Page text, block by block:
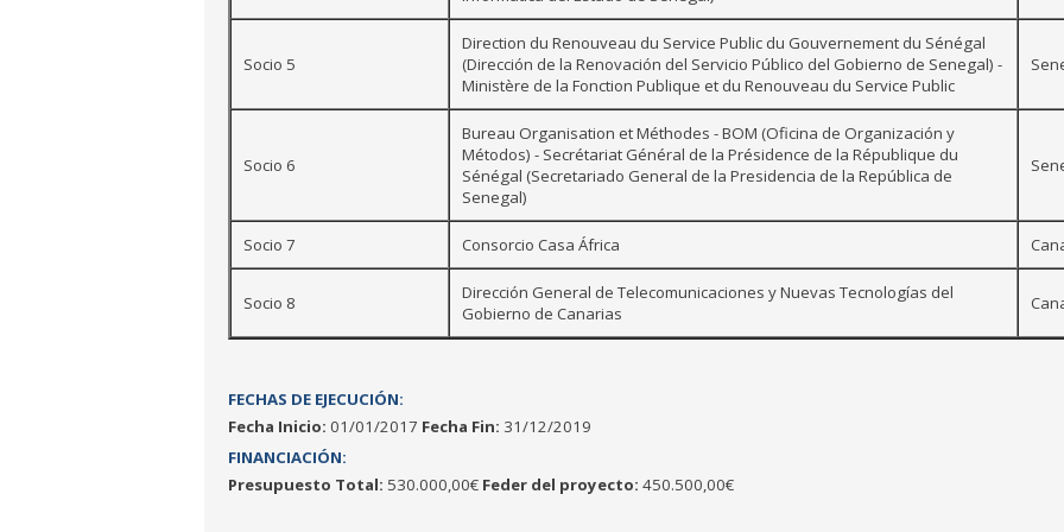
Socio 5
Direction du Renouveau du Service Public du Gouvernement du Sénégal
(Dirección de la Renovación del Servicio Público del Gobierno de Senegal) -
Ministère de la Fonction Publique et du Renouveau du Service Public
Socio 6
Bureau Organisation et Méthodes - BOM (Oficina de Organización y
Métodos) - Secrétariat Général de la Présidence de la République du
Sénégal (Secretariado General de la Presidencia de la República de
Senegal)
Socio 7 Consorcio Casa África
Socio 8
Dirección General de Telecomunicaciones y Nuevas Tecnologías del
Gobierno de Canarias
FECHAS DE EJECUCIÓN:
Fecha Inicio: 01/01/2017 Fecha Fin: 31/12/2019
FINANCIACIÓN:
Presupuesto Total: 530.000,00€ Feder del proyecto: 450.500,00€